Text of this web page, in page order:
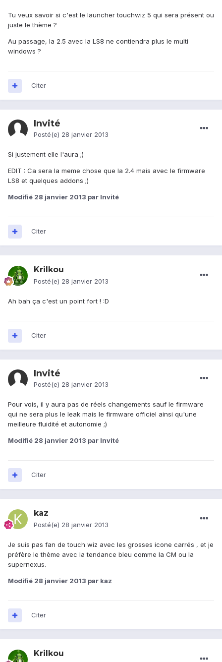
Tu veux savoir si c'est le launcher touchwiz 5 qui sera présent ou
juste le thème ?
Au passage, la 2.5 avec la LS8 ne contiendra plus le multi
windows ?
Citer
Invité
Posté(e) 28 janvier 2013
Si justement elle l'aura ;)
EDIT : Ca sera la meme chose que la 2.4 mais avec le firmware
LS8 et quelques addons ;)
Modifié 28 janvier 2013 par Invité
Citer
Krilkou
Posté(e) 28 janvier 2013
Ah bah ça c'est un point fort ! :D
Citer
Invité
Posté(e) 28 janvier 2013
Pour vois, il y aura pas de réels changements sauf le firmware
qui ne sera plus le leak mais le firmware officiel ainsi qu'une
meilleure fluidité et autonomie ;)
Modifié 28 janvier 2013 par Invité
Citer
kaz
Posté(e) 28 janvier 2013
Je suis pas fan de touch wiz avec les grosses icone carrés , et je
préfère le thème avec la tendance bleu comme la CM ou la
supernexus.
Modifié 28 janvier 2013 par kaz
Citer
Krilkou